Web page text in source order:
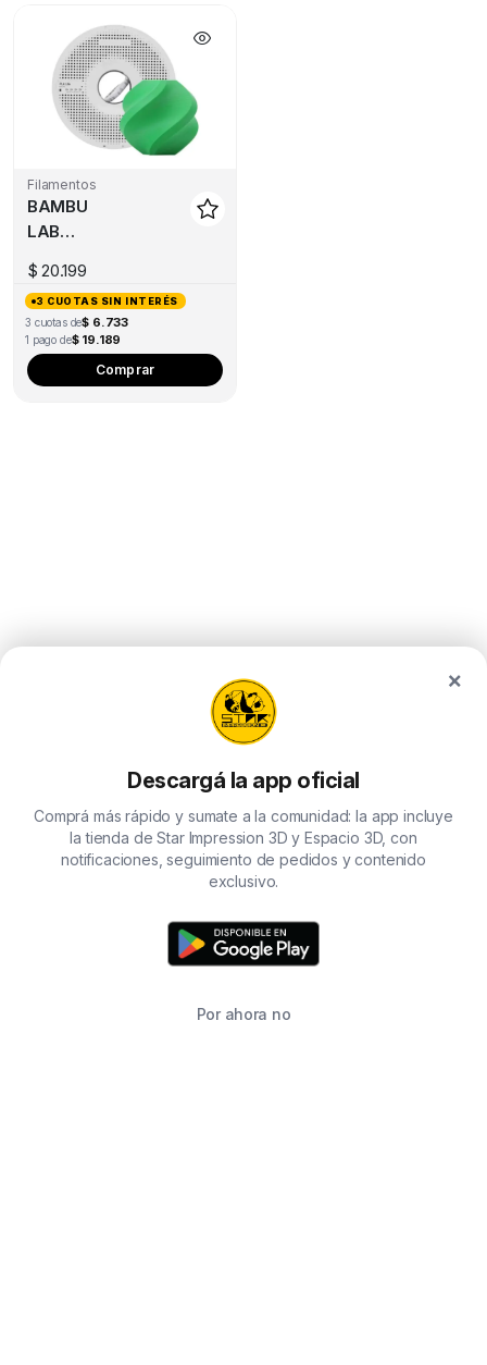
Filamentos
BAMBU
LAB
PLA LITE
1KG
$ 20.199
3 CUOTAS SIN INTERÉS
3 cuotas de$ 6.733
1 pago de$ 19.189
Comprar
×
Descargá la app oficial
Comprá más rápido y sumate a la comunidad: la app incluye
la tienda de Star Impression 3D y Espacio 3D, con
notificaciones, seguimiento de pedidos y contenido
exclusivo.
Por ahora no